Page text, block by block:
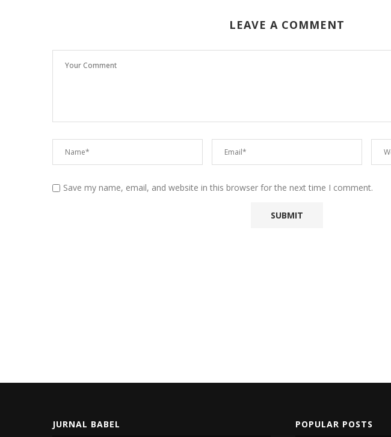
LEAVE A COMMENT
Save my name, email, and website in this browser for the next time I comment.
JURNAL BABEL POPULAR POSTS